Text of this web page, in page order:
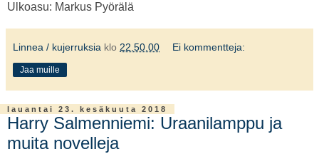
Ulkoasu: Markus Pyörälä
Linnea / kujerruksia klo 22.50.00 Ei kommentteja:
Jaa muille
lauantai 23. kesäkuuta 2018
Harry Salmenniemi: Uraanilamppu ja
muita novelleja